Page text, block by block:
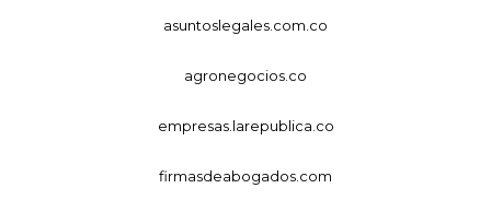
asuntoslegales.com.co
agronegocios.co
empresas.larepublica.co
firmasdeabogados.com